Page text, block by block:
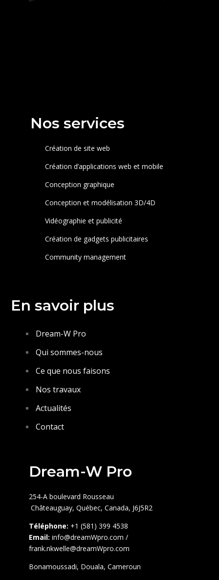
Nos services
Création de site web
Création d’applications web et mobile
Conception graphique
Conception et modélisation 3D/4D
Vidéographie et publicité
Création de gadgets publicitaires
Community management
En savoir plus
Dream-W Pro
Qui sommes-nous
Ce que nous faisons
Nos travaux
Actualités
Contact
Dream-W Pro
254-A boulevard Rousseau
Châteauguay,Québec, Canada, J6J5R2
Téléphone: +1 (581) 399 4538
Email: info@dreamWpro.com /
frank.nkwelle@dreamWpro.com
Bonamoussadi, Douala, Cameroun